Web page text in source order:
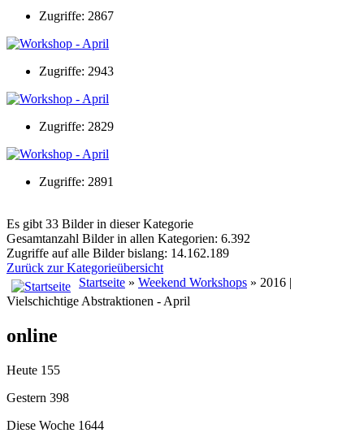
Zugriffe: 2867
Zugriffe: 2943
Zugriffe: 2829
Zugriffe: 2891
Es gibt 33 Bilder in dieser Kategorie
Gesamtanzahl Bilder in allen Kategorien: 6.392
Zugriffe auf alle Bilder bislang: 14.162.189
Zurück zur Kategorieübersicht
Startseite » Weekend Workshops » 2016 |
Vielschichtige Abstraktionen - April
online
Heute 155
Gestern 398
Diese Woche 1644